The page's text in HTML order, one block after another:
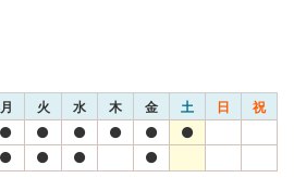
月 火 水 木 金 土 日 祝